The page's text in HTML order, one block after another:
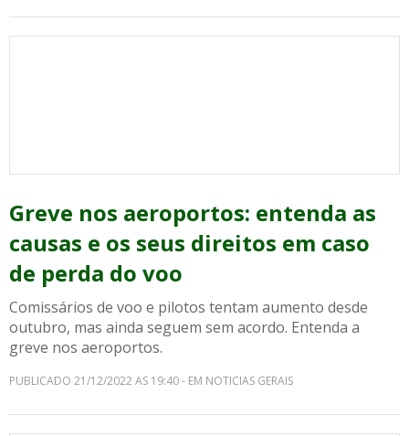
Greve nos aeroportos: entenda as
causas e os seus direitos em caso
de perda do voo
Comissários de voo e pilotos tentam aumento desde
outubro, mas ainda seguem sem acordo. Entenda a
greve nos aeroportos.
PUBLICADO 21/12/2022 AS 19:40 - EM NOTICIAS GERAIS